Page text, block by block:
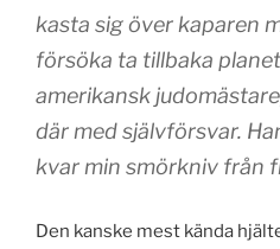
kasta sig över kaparen
försöka ta tillbaka
amerikansk
där med självförsvar.
kvar min smörkniv från
Den kanske mest kända